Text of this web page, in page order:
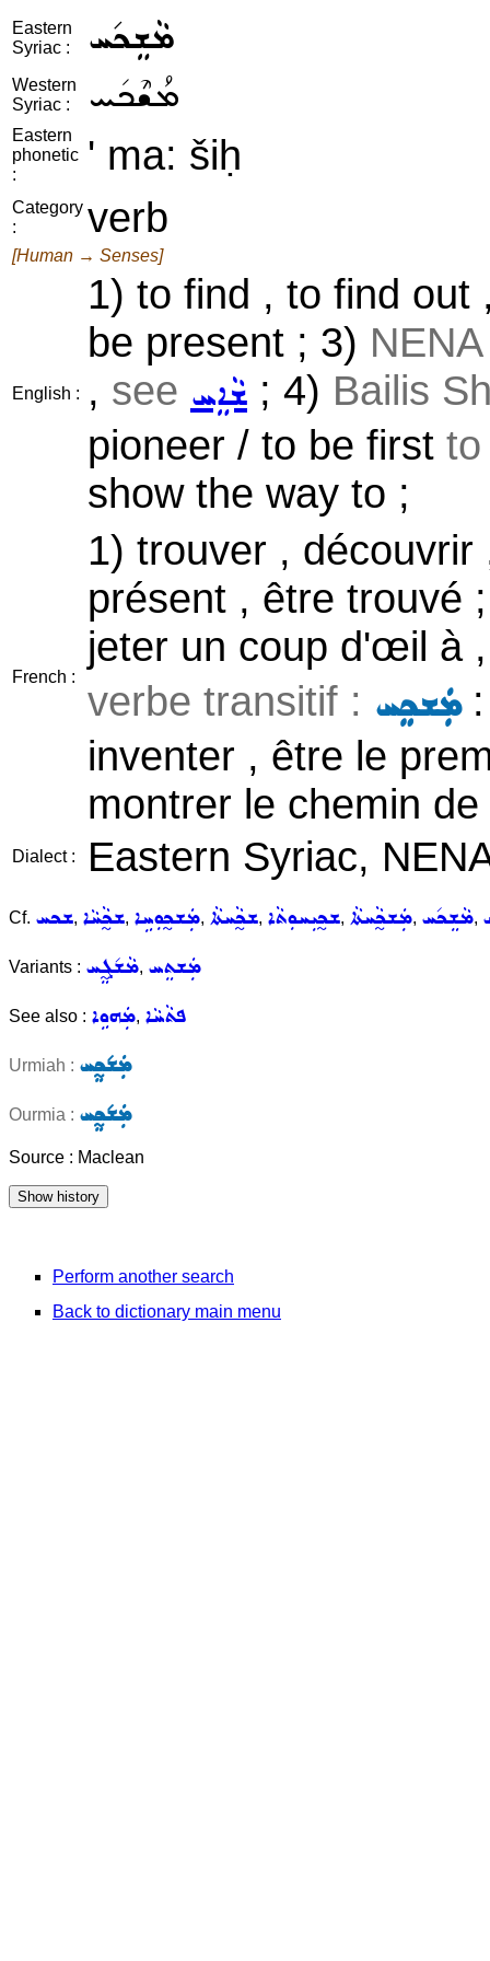
Eastern
Syriac :
ܡܵܫܸܟ݇ܚ
Western
Syriac :
ܡܳܫܶܟ݇ܚ
Eastern
phonetic
:
' ma: šiḥ
Category
:
verb
[Human → Senses]
English :
1) to find , to find out
be present ; 3) NENA
, see ܫܵܐܸܚ ; 4) Bailis
pioneer / to be first
show the way to ;
French :
1) trouver ,
présent , être trouvé
jeter un coup d'œil à
verbe transitif : ܡܲܫܟܸܚ:
inventer , être le
montrer le chemin
Dialect : Eastern Syriac,
Cf. ܫܟܚ, ܫܟ̰ܵܚܵܐ, ܡܲܫܟ̰ܘܼܚܹܐ, ܫܟ̰ܵܚܬܵܐ, ܫܟ̰ܝܼܚܘܼܬܵܐ, ܡܲܫܟ̰ܵܚܬܵܐ, ܡܵܫܸܟ݇ܚ,
Variants : ܡܵܫ݇ܓ̰ܸܚ, ܡܲܫܬܸܚ
See also : ܡܲܗܘܹܐ, ܦܬܵܚܵܐ
Urmiah : ܡܲܫ݇ܟ̰ܸܚ
Ourmia : ܡܲܫ݇ܟ̰ܸܚ
Source : Maclean
Perform another search
Back to dictionary main menu